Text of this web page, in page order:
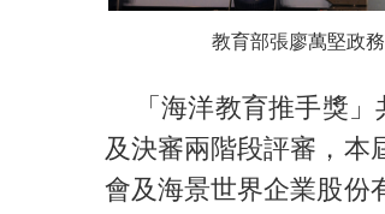
教育部張廖萬堅政
「海洋教育推手獎」
及決審兩階段評審，本
會及海景世界企業股份